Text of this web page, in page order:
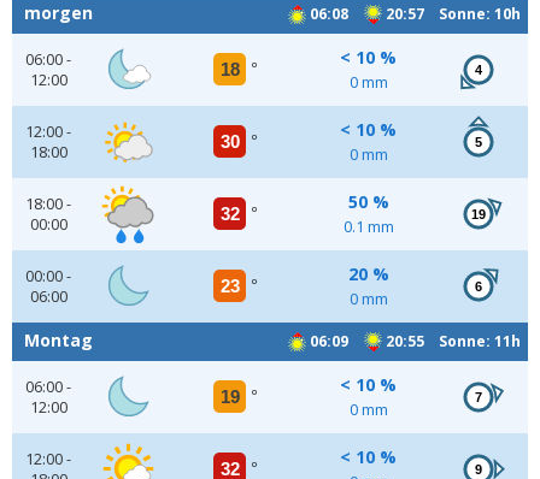
06:08 20:57 Sonne: 10h
morgen
06:00 -
12:00
18 °
< 10 %
0 mm
4
12:00 -
18:00
30 °
< 10 %
0 mm
5
18:00 -
00:00
32 °
50 %
0.1 mm
19
00:00 -
06:00
23 °
20 %
0 mm
6
06:09 20:55 Sonne: 11h
Montag
06:00 -
12:00
19 °
< 10 %
0 mm
7
12:00 -
32 °
< 10 %
9